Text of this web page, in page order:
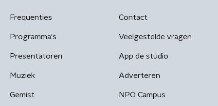
Frequenties
Programma's
Presentatoren
Muziek
Gemist
Contact
Veelgestelde vragen
App de studio
Adverteren
NPO Campus